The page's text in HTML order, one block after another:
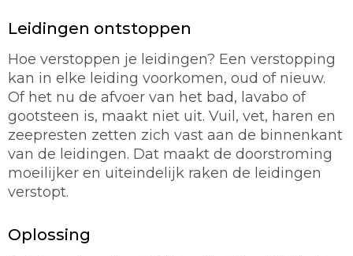
Leidingen ontstoppen
Hoe verstoppen je leidingen? Een verstopping
kan in elke leiding voorkomen, oud of nieuw.
Of het nu de afvoer van het bad, lavabo of
gootsteen is, maakt niet uit. Vuil, vet, haren en
zeepresten zetten zich vast aan de binnenkant
van de leidingen. Dat maakt de doorstroming
moeilijker en uiteindelijk raken de leidingen
verstopt.
Oplossing